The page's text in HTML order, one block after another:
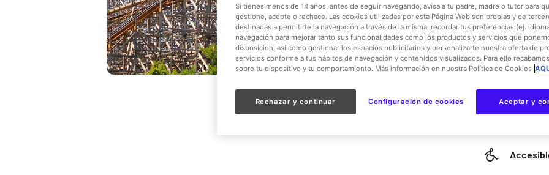
Altura
Altura
Si tienes menos de 14 años, antes de seguir navegando, avisa a tu padre, madre o tutor para
gestione, acepte o rechace. Las cookies utilizadas por esta Página Web son propias y de
destinadas a permitirte la navegación a través de la misma, recordar tus preferencias (ej.
navegación para mejorar tanto sus funcionalidades como los productos y servicios que
disposición, así como gestionar los espacios publicitarios y personalizarte nuestra oferta de
servicios conforme a tus hábitos de navegación y contenidos visualizados. Para ello
sobre tu dispositivo y tu comportamiento. Más información en nuestra Política de Cookies
Rechazar y continuar Aceptar y
Configuración de cookies